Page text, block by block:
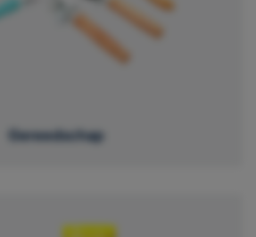
Gereedschap